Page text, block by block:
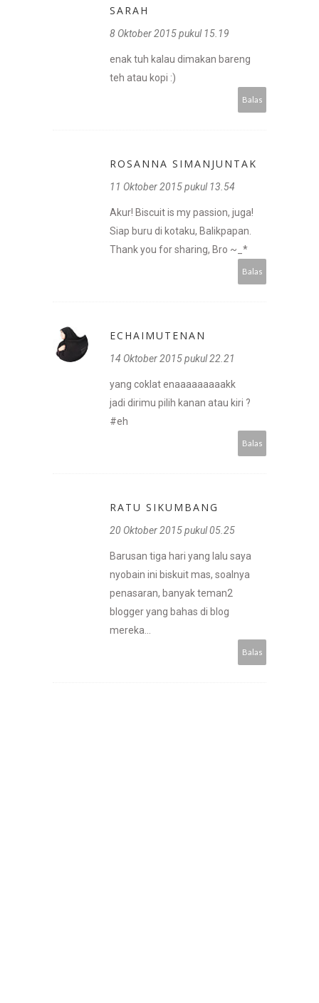
SARAH
8 Oktober 2015 pukul 15.19
enak tuh kalau dimakan bareng
teh atau kopi :)
Balas
ROSANNA SIMANJUNTAK
11 Oktober 2015 pukul 13.54
Akur! Biscuit is my passion, juga!
Siap buru di kotaku, Balikpapan.
Thank you for sharing, Bro ~_*
Balas
ECHAIMUTENAN
14 Oktober 2015 pukul 22.21
yang coklat enaaaaaaaaakk
jadi dirimu pilih kanan atau kiri ?
#eh
Balas
RATU SIKUMBANG
20 Oktober 2015 pukul 05.25
Barusan tiga hari yang lalu saya
nyobain ini biskuit mas, soalnya
penasaran, banyak teman2
blogger yang bahas di blog
mereka...
Balas